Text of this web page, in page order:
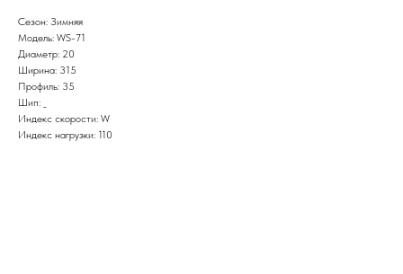
Сезон: Зимняя
Модель: WS-71
Диаметр: 20
Ширина: 315
Профиль: 35
Шип: _
Индекс скорости: W
Индекс нагрузки: 110